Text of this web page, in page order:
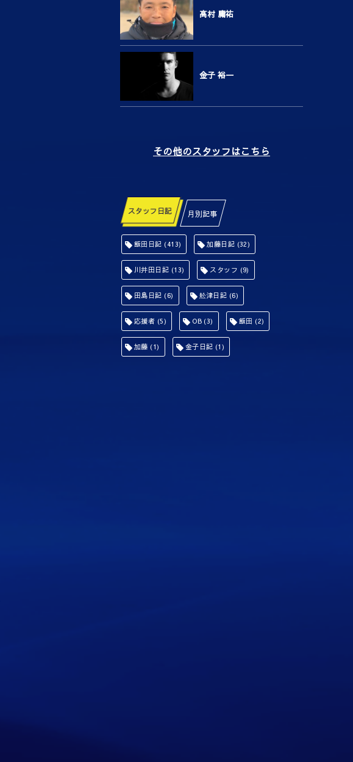
高村 庸祐
金子 裕一
その他のスタッフはこちら
スタッフ日記 月別記事
飯田日記 (413) 加藤日記 (32)
川井田日記 (13) スタッフ (9)
田島日記 (6) 舩津日記 (6)
応援者 (5) OB(3) 飯田 (2)
加藤 (1) 金子日記 (1)